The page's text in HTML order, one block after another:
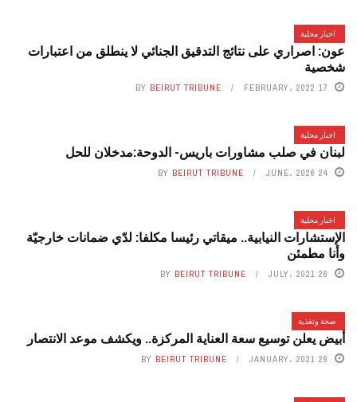
اخبار محلية
عون: اصراري على نتائج التدقيق الجنائي لا ينطلق من اعتبارات
شخصية
17 FEBRUARY، 2022 BY BEIRUT TRIBUNE
اخبار محلية
لبنان في صلب مشاورات باريس- الدوحة:مدخلان للحل
24 JUNE، 2026 BY BEIRUT TRIBUNE
اخبار محلية
الإستشارات النيابية.. ميقاتي رئيسا مكلفا: لدّي ضمانات خارجيّة
وأنا مطمئن
26 JULY، 2021 BY BEIRUT TRIBUNE
صحة وتغذية
أبيض يعلن توسيع سعة العناية المركزة.. ويكشف موعد الانتصار
26 JANUARY، 2021 BY BEIRUT TRIBUNE